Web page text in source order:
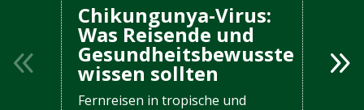
Chikungunya-Virus:
Was Reisende und
Gesundheitsbewusste
wissen sollten
Fernreisen in tropische und